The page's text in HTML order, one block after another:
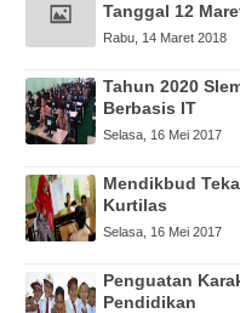
Tanggal 12
Rabu, 14 Maret 2018
Tahun 2020
Berbasis IT
Selasa, 16 Mei 2017
Mendikbud
Kurtilas
Selasa, 16 Mei 2017
Penguatan
Pendidikan